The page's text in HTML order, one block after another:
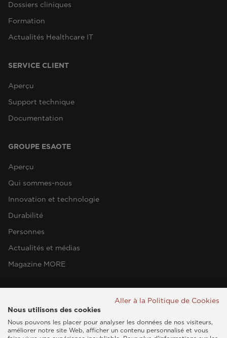
Dossiers cliniques
Formation
Actualités Healthcare IT
SERVICE CLIENT
Aperçu
Support technique
Documentation
GROUPE ESAOTE
Aperçu
Qui sommes-nous
Innovation et technologie
Durabilité
Personnes
Actualités et médias
Magazine MORE
Aller à la Politique de Cookies
Nous utilisons des cookies
Nous pouvons les placer pour analyser les données de nos visiteurs,
améliorer notre site Web, afficher un contenu personnalisé et vous